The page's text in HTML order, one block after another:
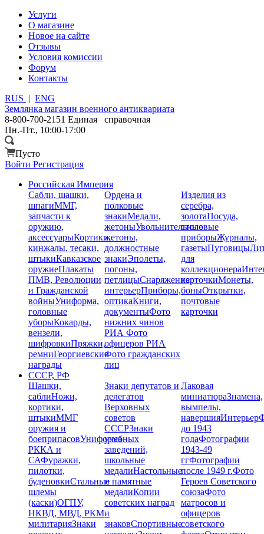
Услуги
О магазине
Новое на сайте
Отзывы
Условия комиссии
Форум
Контакты
RUS | ENG
Землянка магазин военного антиквариата
8-800-700-2151 Единая справочная
Пн.-Пт., 10:00-17:00
Пусто
Войти Регистрация
Российская Империя
Сабли, шашки,
шпагиММГ,
запчасти к
оружию,
аксессуарыКортики,
кинжалы, тесаки,
штыкиКавказское
оружиеПлакаты
ПМВ, Революции
и Гражданской
войныУниформа,
головные
уборыКокарды,
вензели,
шифровкиПряжки,
ремниГеоргиевские
награды
Ордена и
полковые
знакиМедали,
жетоныУвольнительные
жетоны,
должностные
знакиЭполеты,
погоны,
петлицыСнаряжение,
интерьерПриборы,
оптикаКниги,
документыФото
нижних чинов
РИАФото
офицеров РИА
Фото гражданских
лиц
Изделия из
серебра,
золотаПосуда,
столовые
приборыЖурналы,
газетыПуговицы
для
коллекционера
карточкиМонеты,
боныОткрытки,
почтовые
карточки
СССР, РФ
Шашки,
саблиНожи,
кортики,
штыкиММГ
оружия и
боеприпасовУниформа
РККА и
САФуражки,
пилотки,
буденовкиСтальные
шлемы
(каски)ОГПУ,
НКВД, МВД, РКМ
милитарияЗнаки
Знаки депутатов и
делегатов
Верховных
советов
СССРЗнаки
учебных
заведений,
школьные
медалиНастольные
и памятные
медалиКопии
советских наград
и
знаковСпортивные
Лаковая
миниатюраЗнамена,
вымпелы,
навершияИнтерьер
до 1943
годаФотографии
1943-49
ггФотографии
после 1949 г.Фото
Героев Советского
союзаФото
матросов и
офицеров
советского